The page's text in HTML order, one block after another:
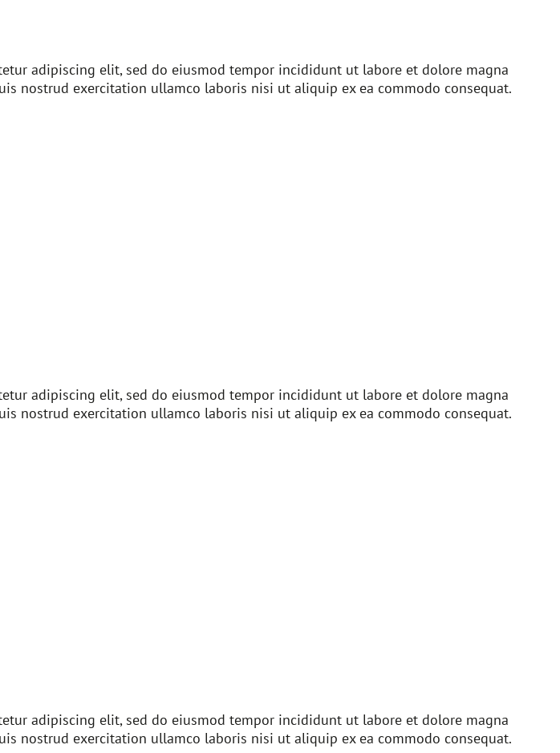
adipiscing elit, sed do eiusmod tempor incididunt ut labore et dolore magna
nostrud exercitation ullamco laboris nisi ut aliquip ex ea commodo consequat.
adipiscing elit, sed do eiusmod tempor incididunt ut labore et dolore magna
nostrud exercitation ullamco laboris nisi ut aliquip ex ea commodo consequat.
adipiscing elit, sed do eiusmod tempor incididunt ut labore et dolore magna
nostrud exercitation ullamco laboris nisi ut aliquip ex ea commodo consequat.